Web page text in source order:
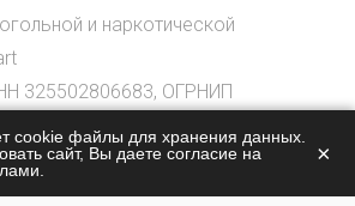
и наркотической
325502806683, ОГРНИП
cookie файлы для хранения данных.
сайт, Вы даете согласие на
×